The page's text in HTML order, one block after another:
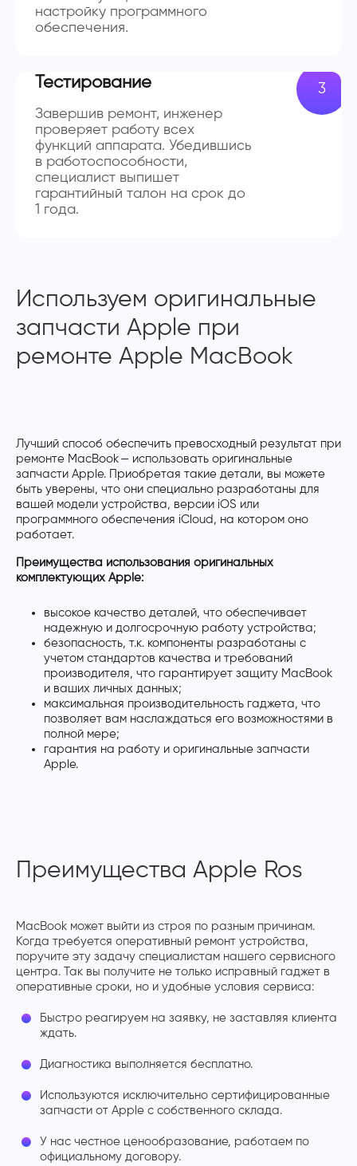
настройку программного
обеспечения.
Тестирование
Завершив ремонт, инженер
проверяет работу всех
функций аппарата. Убедившись
в работоспособности,
специалист выпишет
гарантийный талон на срок до
1 года.
Используем оригинальные
запчасти Apple при
ремонте Apple MacBook
Лучший способ обеспечить превосходный результат при
ремонте MacBook — использовать оригинальные
запчасти Apple. Приобретая такие детали, вы можете
быть уверены, что они специально разработаны для
вашей модели устройства, версии iOS или
программного обеспечения iCloud, на котором оно
работает.
Преимущества использования оригинальных
комплектующих Apple:
высокое качество деталей, что обеспечивает
надежную и долгосрочную работу устройства;
безопасность, т.к. компоненты разработаны с
учетом стандартов качества и требований
производителя, что гарантирует защиту MacBook
и ваших личных данных;
максимальная производительность гаджета, что
позволяет вам наслаждаться его возможностями в
полной мере;
гарантия на работу и оригинальные запчасти
Apple.
Преимущества Apple Ros
MacBook может выйти из строя по разным причинам.
Когда требуется оперативный ремонт устройства,
поручите эту задачу специалистам нашего сервисного
центра. Так вы получите не только исправный гаджет в
оперативные сроки, но и удобные условия сервиса:
Быстро реагируем на заявку, не заставляя клиента
ждать.
Диагностика выполняется бесплатно.
Используются исключительно сертифицированные
запчасти от Apple с собственного склада.
У нас честное ценообразование, работаем по
официальному договору.